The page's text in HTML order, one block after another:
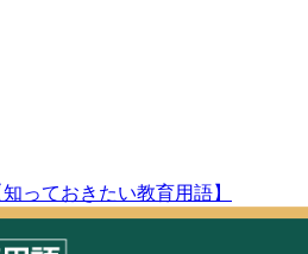
っておきたい教育用語】